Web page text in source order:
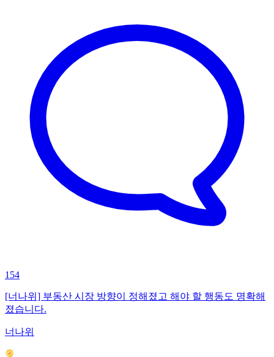
154
[너나위] 부동산 시장 방향이 정해졌고 해야 할 행동도 명확해
졌습니다.
너나위